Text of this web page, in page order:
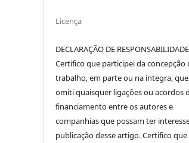
Licença
DECLARAÇÃO DE RESPONSABILIDADE
Certifico que participei da concepção
trabalho, em parte ou na íntegra,
omiti quaisquer ligações ou acordos
financiamento entre os autores e
companhias que possam ter
publicação desse artigo. Certifico que